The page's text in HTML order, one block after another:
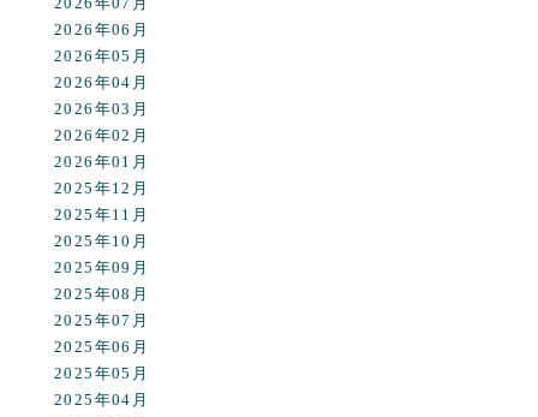
2026年07月
2026年06月
2026年05月
2026年04月
2026年03月
2026年02月
2026年01月
2025年12月
2025年11月
2025年10月
2025年09月
2025年08月
2025年07月
2025年06月
2025年05月
2025年04月